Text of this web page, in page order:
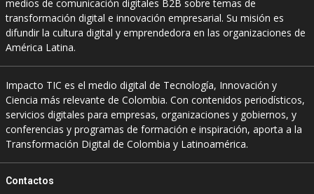
medios de comunicación digitales B2B sobre temas de
transformación digital e innovación empresarial. Su misión es
difundir la cultura digital y emprendedora en las organizaciones de
América Latina.
Impacto TIC es el medio digital de Tecnología, Innovación y
Ciencia más relevante de Colombia. Con contenidos periodísticos,
servicios digitales para empresas, organizaciones y gobiernos, y
conferencias y programas de formación e inspiración, aporta a la
Transformación Digital de Colombia y Latinoamérica.
Contactos